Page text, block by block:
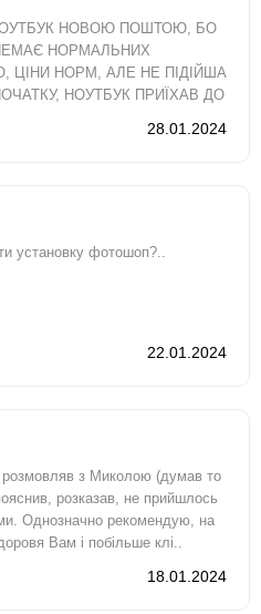
НОВОЮ ПОШТОЮ, БО
НОРМАЛЬНИХ
ЦІНИ НОРМ, АЛЕ НЕ ПІДІЙША
НОУТБУК ПРИЇХАВ ДО
28.01.2024
установку фотошоп?..
22.01.2024
з Миколою (думав то
розказав, не прийшлось
Однозначно рекомендую, на
Вам і побільше клі..
18.01.2024